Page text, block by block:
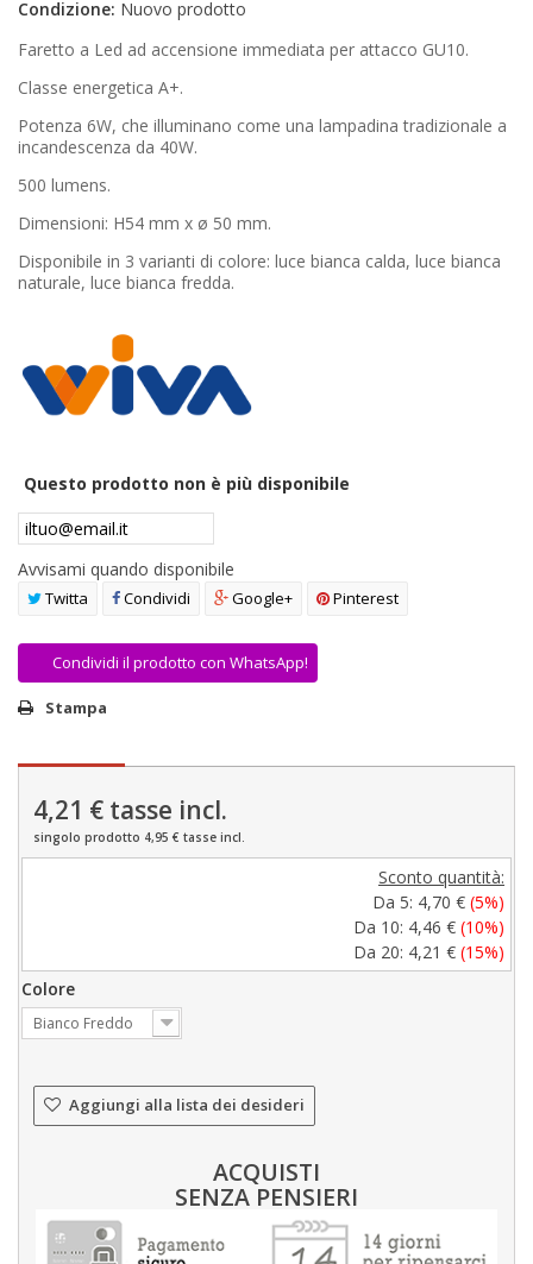
AREA RIVENDITORI
Condizione: Nuovo prodotto
Faretto a Led ad accensione immediata per attacco GU10.
Classe energetica A+.
Potenza 6W, che illuminano come una lampadina tradizionale a
incandescenza da 40W.
500 lumens.
Dimensioni: H54 mm x ø 50 mm.
Disponibile in 3 varianti di colore: luce bianca calda, luce bianca
naturale, luce bianca fredda.
Questo prodotto non è più disponibile
Avvisami quando disponibile
Twitta Condividi Google+ Pinterest
Condividi il prodotto con WhatsApp!
Stampa
4,21 € tasse incl.
singolo prodotto 4,95 € tasse incl.
Sconto quantità:
Da 5: 4,70 € (5%)
Da 10: 4,46 € (10%)
Da 20: 4,21 € (15%)
Colore
Bianco Freddo
Aggiungi alla lista dei desideri
ACQUISTI
SENZA PENSIERI